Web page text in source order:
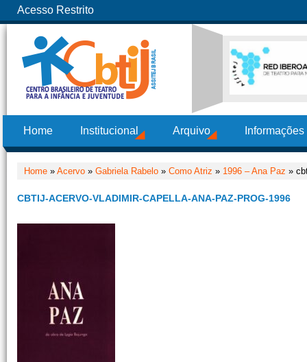
Acesso Restrito
Home Institucional Arquivo
Home » Acervo » Gabriela Rabelo » Como Atriz » 1996 – Ana Paz »
CBTIJ-ACERVO-VLADIMIR-CAPELLA-ANA-PAZ-PROG-1996